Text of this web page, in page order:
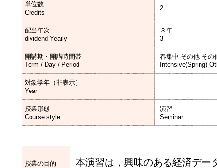
単位数
Credits
2
配当年次
dividend Yearly
３年
3
開講期・開講時間帯
Term / Day / Period
春集中 その他 その
Intensive(Spring)
対象学年（非表示）
Year
授業形態
Course style
演習
Seminar
授業の目的
本演習は，興味のある経済デー